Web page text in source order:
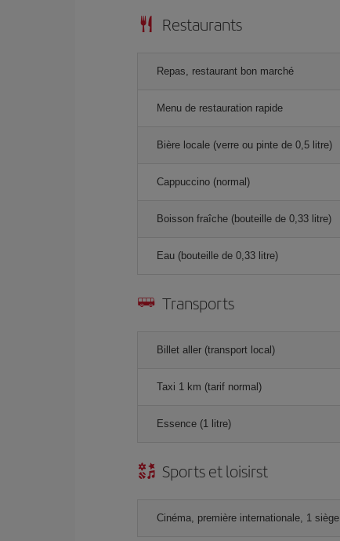
Restaurants
Repas, restaurant bon marché
Menu de restauration rapide
Bière locale (verre ou pinte de 0,5 litre)
Cappuccino (normal)
Boisson fraîche (bouteille de 0,33 litre)
Eau (bouteille de 0,33 litre)
Transports
Billet aller (transport local)
Taxi 1 km (tarif normal)
Essence (1 litre)
Sports et loisirst
Cinéma, première internationale, 1 siège